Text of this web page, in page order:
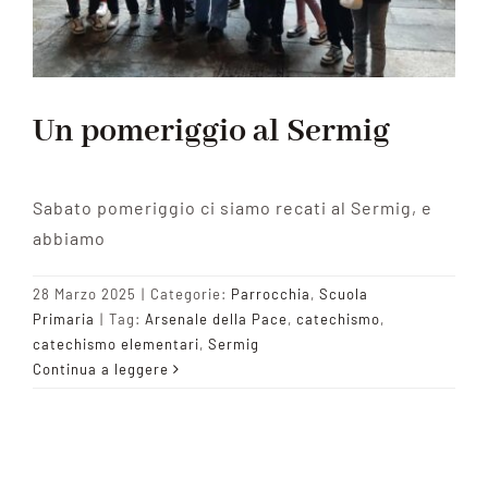
Un pomeriggio al Sermig
Sabato pomeriggio ci siamo recati al Sermig, e
abbiamo
28 Marzo 2025 | Categorie: Parrocchia, Scuola
Primaria | Tag: Arsenale della Pace, catechismo,
catechismo elementari, Sermig
Continua a leggere